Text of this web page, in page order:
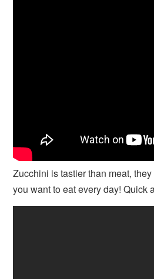
Zucchini is tastier than meat,
you want to eat every day! Quick